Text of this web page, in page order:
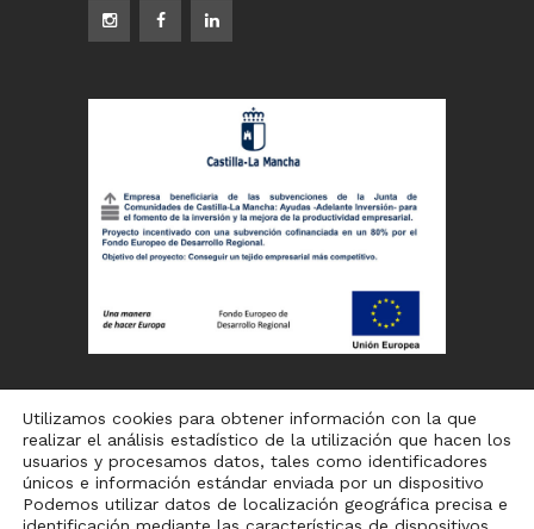
Utilizamos cookies para obtener información con la que
realizar el análisis estadístico de la utilización que hacen los
usuarios y procesamos datos, tales como identificadores
únicos e información estándar enviada por un dispositivo
Podemos utilizar datos de localización geográfica precisa e